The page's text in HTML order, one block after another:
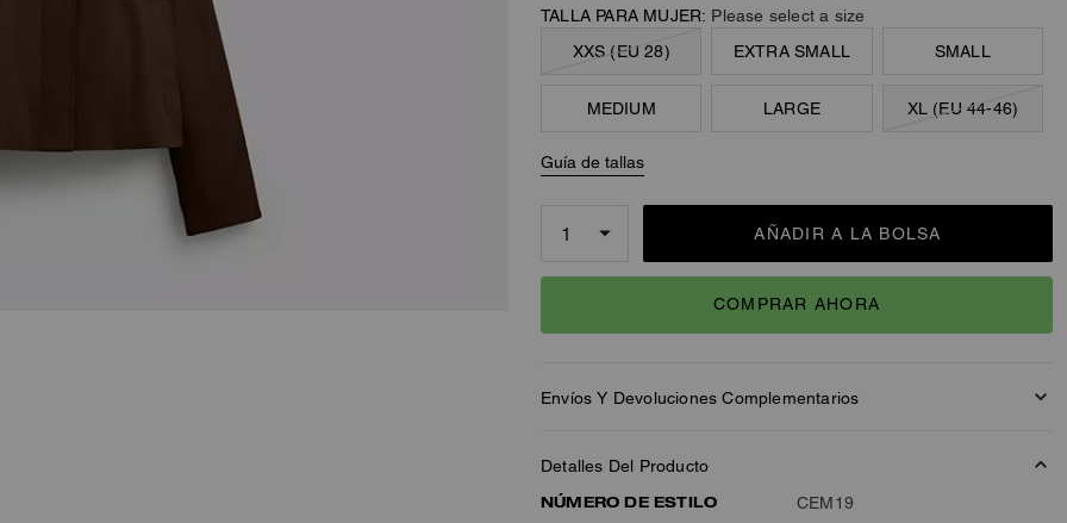
TALLA PARA MUJER: Please select a size
XXS (EU 28)
EXTRA SMALL SMALL
MEDIUM LARGE XL (EU 44-46)
Guía de tallas
AÑADIR A LA BOLSA
COMPRAR AHORA
Envíos Y Devoluciones Complementarios
Detalles Del Producto
NÚMERO DE ESTILO
CEM19